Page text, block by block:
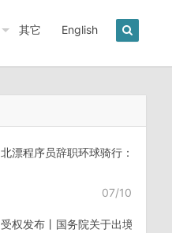
其它 English
北漂程序员辞职环球骑行：7年骑
07/10
受权发布丨国务院关于出境入境管